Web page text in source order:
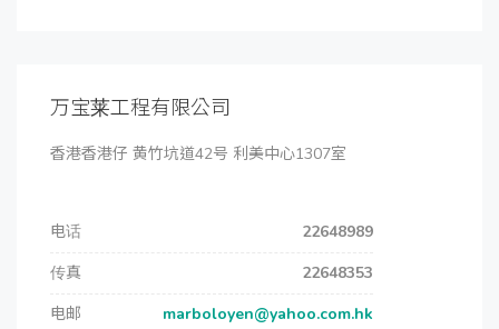
万宝莱工程有限公司
香港香港仔 黄竹坑道42号 利美中心1307室
电话
22648989
传真
22648353
电邮
marboloyen@yahoo.com.hk